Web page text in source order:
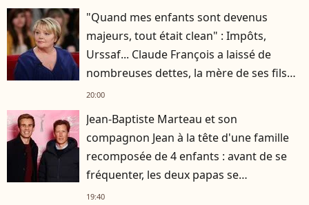
"Quand mes enfants sont devenus
majeurs, tout était clean" : Impôts,
Urssaf... Claude François a laissé de
nombreuses dettes, la mère de ses fils
s'est occupée de tout
20:00
Jean-Baptiste Marteau et son
compagnon Jean à la tête d'une famille
recomposée de 4 enfants : avant de se
fréquenter, les deux papas se
connaissaient depuis des années
19:40